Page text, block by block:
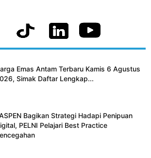
Emas Antam Terbaru Kamis 6 Agustus
Simak Daftar Lengkap...
Bagikan Strategi Hadapi Penipuan
PELNI Pelajari Best Practice